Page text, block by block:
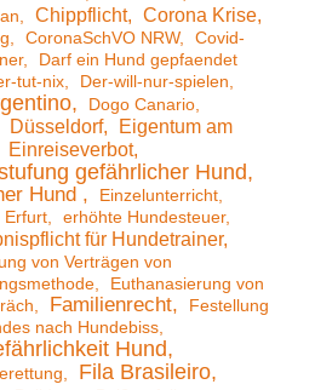
Chippflicht Corona Krise
CoronaSchVO NRW
Covid-
Darf ein Hund gepfaendet
tut-nix
Der-will-nur-spielen
Dogo Canario
Düsseldorf
Eigentum am
Einreiseverbot
gefährlicher Hund
Hund
Einzelunterricht
Erfurt
erhöhte Hundesteuer
für Hundetrainer
von Verträgen von
Euthanasierung von
Familienrecht
Festellung
nach Hundebiss
Hund
Fila Brasileiro